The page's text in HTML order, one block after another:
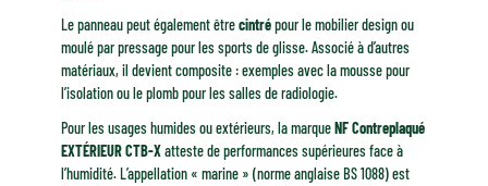
Le panneau peut également êtrecintrépour le mobilier design ou
moulé par pressage pour les sports de glisse. Associé à d’autres
matériaux, il devient composite : exemples avec la mousse pour
l’isolation ou le plomb pour les salles de radiologie.
Pour les usages humides ou extérieurs, la marqueNF Contreplaqué
EXTÉRIEUR CTB-Xatteste de performances supérieures face à
l’humidité. L’appellation « marine » (norme anglaise BS 1088) est